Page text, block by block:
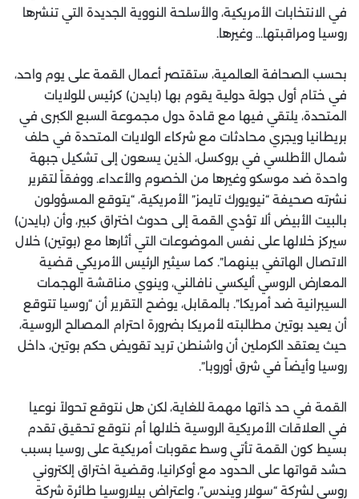
في الانتخابات الأمريكية، والأسلحة النووية الجديدة التي تنشرها
روسيا ومراقبتها… وغيرها.
بحسب الصحافة العالمية، ستقتصر أعمال القمة على يوم واحد،
في ختام أول جولة دولية يقوم بها (بايدن) كرئيس للولايات
المتحدة، يلتقي فيها مع قادة دول مجموعة السبع الكبرى في
بريطانيا ويجري محادثات مع شركاء الولايات المتحدة في حلف
شمال الأطلسي في بروكسل، الذين يسعون إلى تشكيل جبهة
واحدة ضد موسكو وغيرها من الخصوم والأعداء. ووفقاً لتقرير
نشرته صحيفة “نيويورك تايمز” الأمريكية، “يتوقع المسؤولون
بالبيت الأبيض ألا تؤدي القمة إلى حدوث اختراق كبير، وأن (بايدن)
سيركز خلالها على نفس الموضوعات التي أثارها مع (بوتين) خلال
الاتصال الهاتفي بينهما”. كما سيثير الرئيس الأمريكي قضية
المعارض الروسي أليكسي نافالني، وينوي مناقشة الهجمات
السيبرانية ضد أمريكا”. بالمقابل، يوضح التقرير أن “روسيا تتوقع
أن يعيد بوتين مطالبته لأمريكا بضرورة احترام المصالح الروسية،
حيث يعتقد الكرملين أن واشنطن تريد تقويض حكم بوتين، داخل
روسيا وأيضاً في شرق أوروبا”.
القمة في حد ذاتها مهمة للغاية، لكن هل نتوقع تحولاً نوعيا
في العلاقات الأمريكية الروسية خلالها أم نتوقع تحقيق تقدم
بسيط كون القمة تأتي وسط عقوبات أمريكية على روسيا بسبب
حشد قواتها على الحدود مع أوكرانيا، وقضية اختراق إلكتروني
روسي لشركة “سولار ويندس”، واعتراض بيلاروسيا طائرة شركة